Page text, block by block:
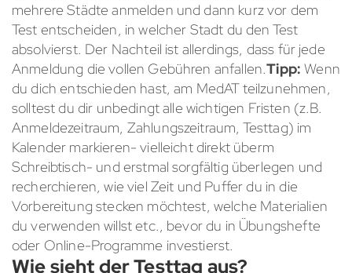
mehrere Städte anmelden und dann kurz vor dem
Test entscheiden, in welcher Stadt du den Test
absolvierst. Der Nachteil ist allerdings, dass für jede
Anmeldung die vollen Gebühren anfallen.Tipp: Wenn
du dich entschieden hast, am MedAT teilzunehmen,
solltest du dir unbedingt alle wichtigen Fristen (z.B.
Anmeldezeitraum, Zahlungszeitraum, Testtag) im
Kalender markieren- vielleicht direkt überm
Schreibtisch- und erstmal sorgfältig überlegen und
recherchieren, wie viel Zeit und Puffer du in die
Vorbereitung stecken möchtest, welche Materialien
du verwenden willst etc., bevor du in Übungshefte
oder Online-Programme investierst.
Wie sieht der Testtag aus?